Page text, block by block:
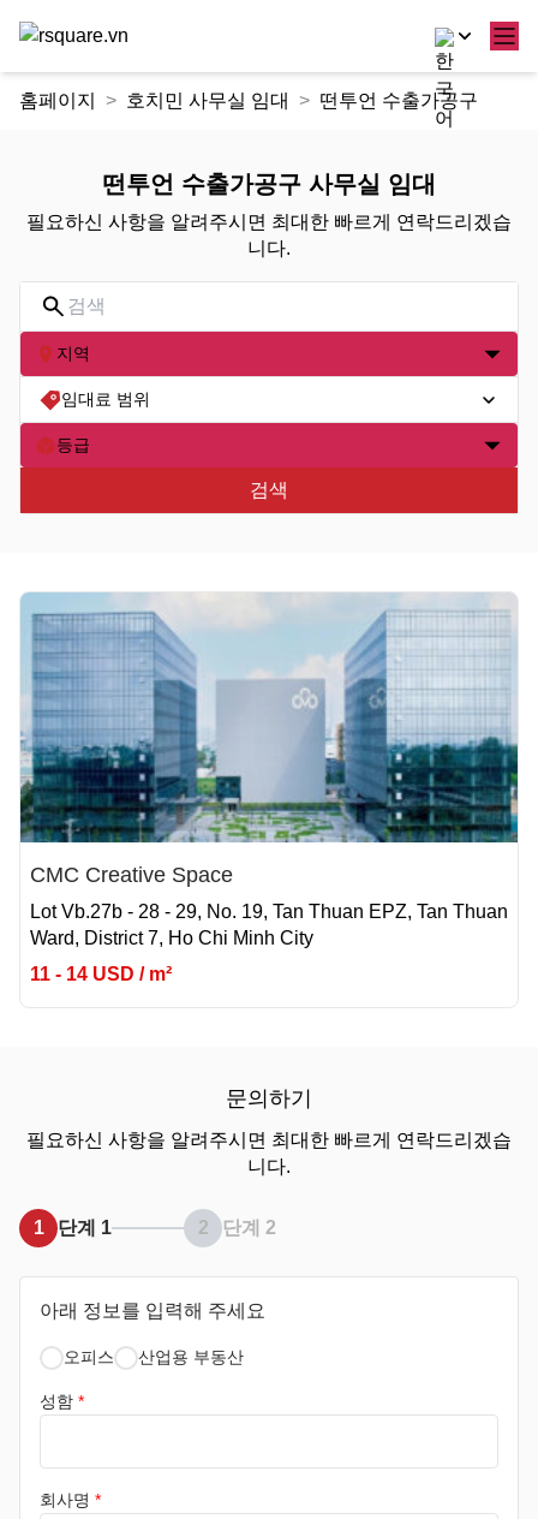
홈페이지 호치민 사무실 임대 떤투언 수출가공구
떤투언 수출가공구 사무실 임대
필요하신 사항을 알려주시면 최대한 빠르게 연락드리겠습
니다.
지역
임대료 범위
등급
검색
CMC Creative Space
Lot Vb.27b - 28 - 29, No. 19, Tan Thuan EPZ, Tan Thuan
Ward, District 7, Ho Chi Minh City
11 - 14 USD / m²
문의하기
필요하신 사항을 알려주시면 최대한 빠르게 연락드리겠습
니다.
1 단계 1 2 단계 2
아래 정보를 입력해 주세요
오피스 산업용 부동산
성함 *
회사명 *